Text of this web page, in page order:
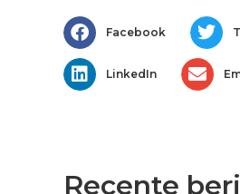
Facebook
LinkedIn
Recente